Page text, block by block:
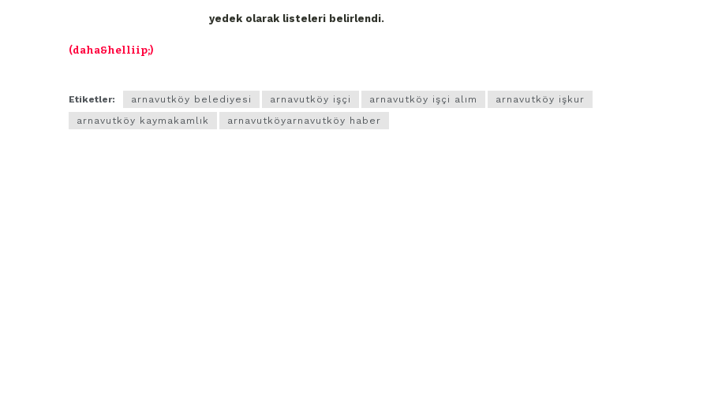
yedek olarak listeleri belirlendi.
(daha&helliip;)
Etiketler: arnavutköy belediyesi arnavutköy işçi arnavutköy işçi alım
arnavutköy işkur
arnavutköy kaymakamlık
arnavutköyarnavutköy haber